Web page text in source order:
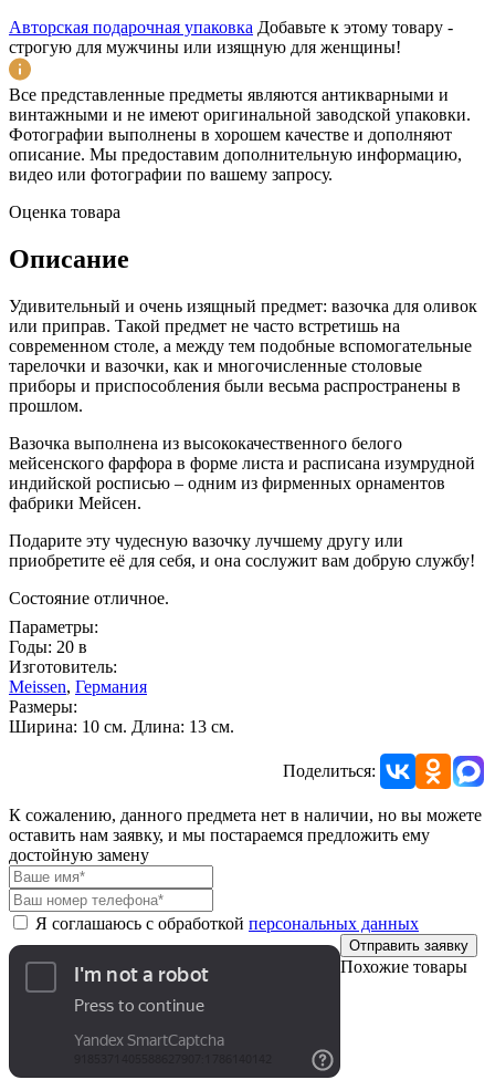
Авторская подарочная упаковка Добавьте к этому товару -
строгую для мужчины или изящную для женщины!
Все представленные предметы являются антикварными и
винтажными и не имеют оригинальной заводской упаковки.
Фотографии выполнены в хорошем качестве и дополняют
описание. Мы предоставим дополнительную информацию,
видео или фотографии по вашему запросу.
Оценка товара
Описание
Удивительный и очень изящный предмет: вазочка для оливок
или приправ. Такой предмет не часто встретишь на
современном столе, а между тем подобные вспомогательные
тарелочки и вазочки, как и многочисленные столовые
приборы и приспособления были весьма распространены в
прошлом.
Вазочка выполнена из высококачественного белого
мейсенского фарфора в форме листа и расписана изумрудной
индийской росписью – одним из фирменных орнаментов
фабрики Мейсен.
Подарите эту чудесную вазочку лучшему другу или
приобретите её для себя, и она сослужит вам добрую службу!
Состояние отличное.
Параметры:
Годы: 20 в
Изготовитель:
Meissen, Германия
Размеры:
Ширина: 10 см. Длина: 13 см.
Поделиться:
К сожалению, данного предмета нет в наличии, но вы можете
оставить нам заявку, и мы постараемся предложить ему
достойную замену
Я соглашаюсь с обработкой персональных данных
Отправить заявку
Похожие товары